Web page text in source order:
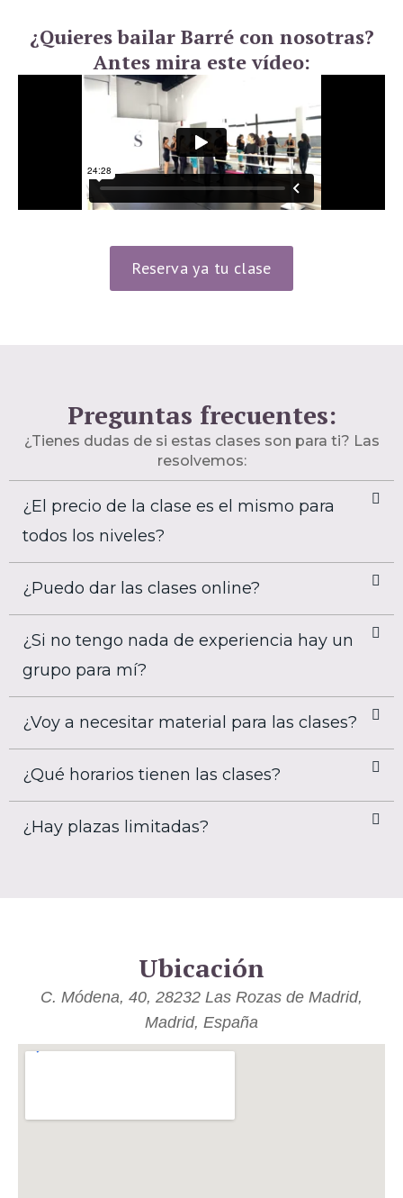
¿Quieres bailar Barré con nosotras?
Antes mira este vídeo:
Reserva ya tu clase
Preguntas frecuentes:
¿Tienes dudas de si estas clases son para ti? Las
resolvemos:
¿El precio de la clase es el mismo para
todos los niveles?
¿Puedo dar las clases online?
¿Si no tengo nada de experiencia hay un
grupo para mí?
¿Voy a necesitar material para las clases?
¿Qué horarios tienen las clases?
¿Hay plazas limitadas?
Ubicación
C. Módena, 40, 28232 Las Rozas de Madrid,
Madrid, España